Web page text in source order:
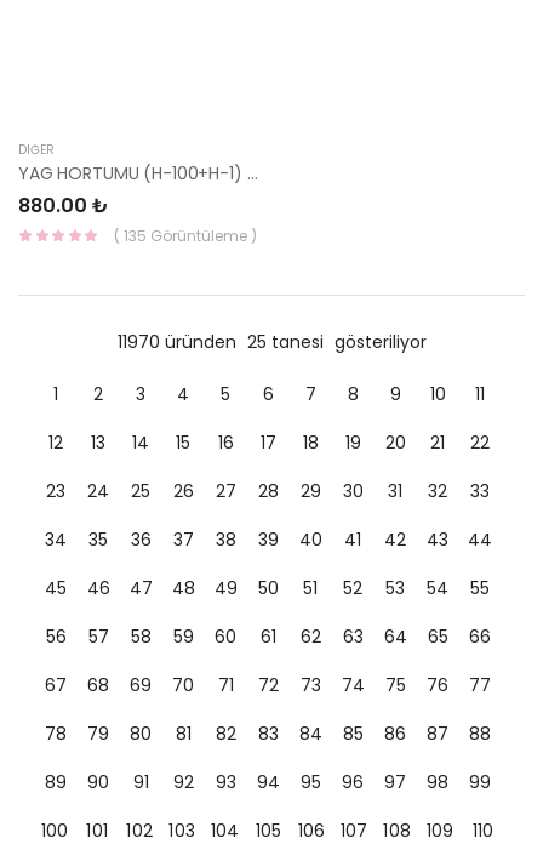
DIĞER
YAG HORTUMU (H-100+H-1) 37481-42541-HMC
880.00 ₺
( 135 Görüntüleme )
11970 üründen 25 tanesi gösteriliyor
1 2 3 4 5 6 7 8 9 10
11
12
13 14 15 16 17 18 19 20 21
22
23
24 25 26 27 28 29 30 31 32
33
34
35 36 37 38 39 40 41 42 43
44
45
46 47 48 49 50 51 52 53 54
55
56
57 58 59 60 61 62 63 64 65
66
67
68 69 70 71 72 73 74 75 76
77
78
79 80 81 82 83 84 85 86 87
88
89
90 91 92 93 94 95 96 97 98
99
100
101 102 103 104 105 106 107 108 109
110